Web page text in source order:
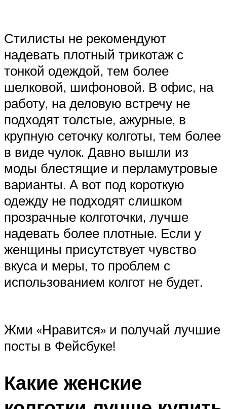
Стилисты не рекомендуют
надевать плотный трикотаж с
тонкой одеждой, тем более
шелковой, шифоновой. В офис, на
работу, на деловую встречу не
подходят толстые, ажурные, в
крупную сеточку колготы, тем более
в виде чулок. Давно вышли из
моды блестящие и перламутровые
варианты. А вот под короткую
одежду не подходят слишком
прозрачные колготочки, лучше
надевать более плотные. Если у
женщины присутствует чувство
вкуса и меры, то проблем с
использованием колгот не будет.
Жми «Нравится» и получай лучшие
посты в Фейсбуке!
Какие женские